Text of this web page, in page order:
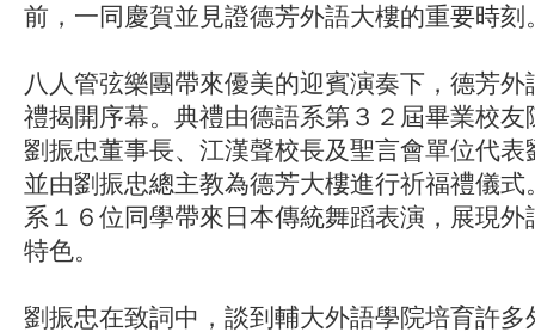
前，一同慶賀並見證德芳外語大樓的重要時刻
八人管弦樂團帶來優美的迎賓演奏下，德芳
禮揭開序幕。典禮由德語系第３２屆畢業校友
劉振忠董事長、江漢聲校長及聖言會單位代表
並由劉振忠總主教為德芳大樓進行祈福禮儀
系１６位同學帶來日本傳統舞蹈表演，展現
特色。
劉振忠在致詞中，談到輔大外語學院培育許多